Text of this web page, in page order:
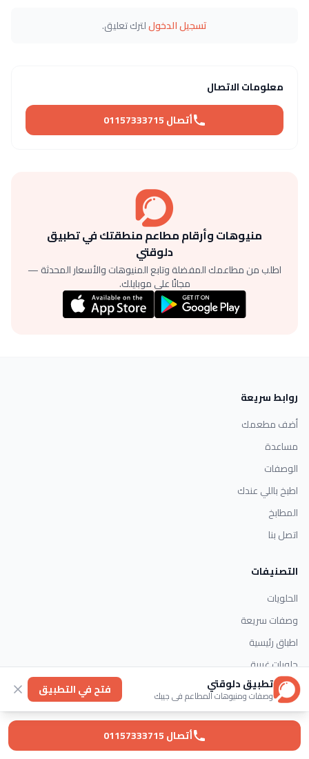
تسجيل الدخوللترك تعليق.
معلومات الاتصال
أتصال 01157333715
منيوهات وأرقام مطاعم منطقتك في تطبيق
دلوقتي
اطلب من مطاعمك المفضلة وتابع المنيوهات والأسعار المحدثة —
مجانًا على موبايلك.
أتصال 01157333715
روابط سريعة
أضف مطعمك
مساعدة
الوصفات
اطبخ باللي عندك
المطابخ
اتصل بنا
التصنيفات
الحلويات
وصفات سريعة
اطباق رئيسية
حلويات غربية
اتصل بنا
تابعنا
تطبيق دلوقتي
وصفات ومنيوهات المطاعم في جيبك فتح في التطبيق